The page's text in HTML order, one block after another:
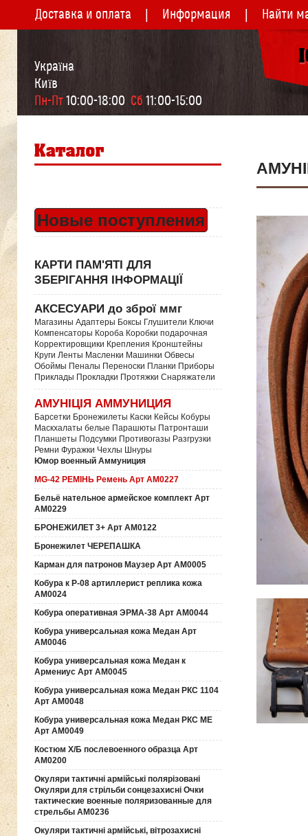
Доставка и оплата Информация Найти
Україна
Київ
Пн-Пт 10:00-18:00 Сб 11:00-15:00
Новые поступления
КАРТИ ПАМ'ЯТІ ДЛЯ
ЗБЕРІГАННЯ ІНФОРМАЦІЇ
АКСЕСУАРИ до зброї ммг
Магазины Адаптеры Боксы Глушители Ключи
Компенсаторы Короба Коробки подарочная
Корректировщики Крепления Кронштейны
Круги Ленты Масленки Машинки Обвесы
Обоймы Пеналы Переноски Планки Приборы
Приклады Прокладки Протяжки Снаряжатели
АМУНІЦІЯ АММУНИЦИЯ
Барсетки Бронежилеты Каски Кейсы Кобуры
Маскхалаты белые Парашюты Патронташи
Планшеты Подсумки Противогазы Разгрузки
Ремни Фуражки Чехлы Шнуры
Юмор военный Аммуниция
MG-42 РЕМІНЬ Ремень Арт АМ0227
Бельё нательное армейское комплект Арт
АМ0229
БРОНЕЖИЛЕТ 3+ Арт АМ0122
Бронежилет ЧЕРЕПАШКА
Карман для патронов Маузер Арт АМ0005
Кобура к P-08 артиллерист реплика кожа
АМ0024
Кобура оперативная ЭРМА-38 Арт АМ0044
Кобура универсальная кожа Медан Арт
АМ0046
Кобура универсальная кожа Медан к
Армениус Арт АМ0045
Кобура универсальная кожа Медан РКС 1104
Арт АМ0048
Кобура универсальная кожа Медан РКС МЕ
Арт АМ0049
Костюм Х/Б послевоенного образца Арт
АМ0200
Окуляри тактичні армійські полярізовані
Окуляри для стрільби сонцезахисні Очки
тактические военные поляризованные для
стрельбы АМ0236
Окуляри тактичні армійські, вітрозахисні